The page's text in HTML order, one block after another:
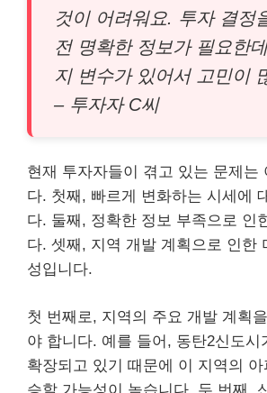
것이 어려워요. 투자 결정
전 명확한 정보가 필요한
지 변수가 있어서 고민이
– 투자자 C씨
현재 투자자들이 겪고 있는 문제는
다. 첫째, 빠르게 변화하는 시세에
다. 둘째, 정확한 정보 부족으로 인
다. 셋째, 지역 개발 계획으로 인한
성입니다.
첫 번째로, 지역의 주요 개발 계획
야 합니다. 예를 들어, 동탄2신도시
확장되고 있기 때문에 이 지역의
승할 가능성이 높습니다. 두 번째,